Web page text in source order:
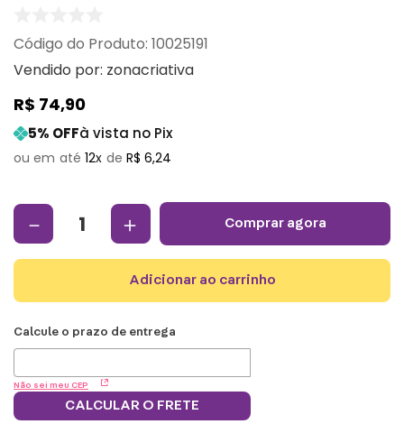
: 10025191
Vendido por: zonacriativa
R$ 74,90
5% OFFà vista no Pix
12 R$ 6,24
＋
－ comprar agora
adicionar ao carrinho
Não sei meu CEP
CALCULAR O FRETE